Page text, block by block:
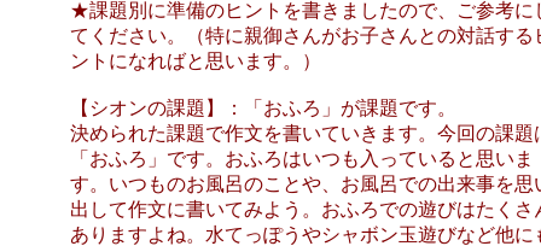
★課題別に準備のヒントを書きましたので、ご参考に
てください。（特に親御さんがお子さんとの対話する
ントになればと思います。）
【シオンの課題】：「おふろ」が課題です。
決められた課題で作文を書いていきます。今回の課題
「おふろ」です。おふろはいつも入っていると思いま
す。いつものお風呂のことや、お風呂での出来事を思
出して作文に書いてみよう。おふろでの遊びはたくさ
ありますよね。水てっぽうやシャボン玉遊びなど他に